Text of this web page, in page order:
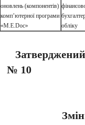
оновлень (компонентів)
комп’ютерної програми
«M.E.Doc»
обліку
№ 10